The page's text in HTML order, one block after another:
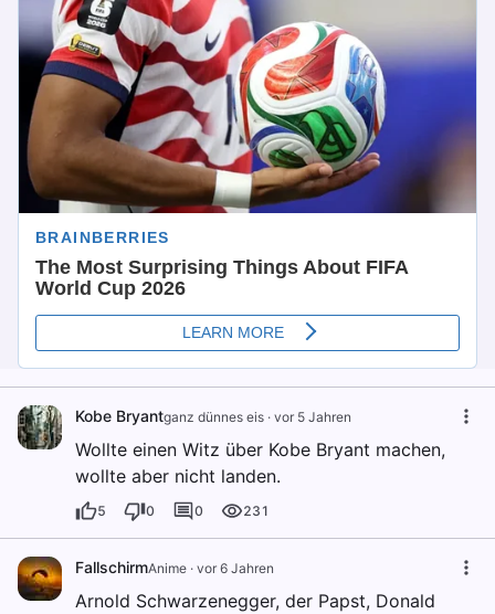
Kobe Bryantganz dünnes eis · vor 5 Jahren
Wollte einen Witz über Kobe Bryant machen,
wollte aber nicht landen.
5 0 0 231
FallschirmAnime · vor 6 Jahren
Arnold Schwarzenegger, der Papst, Donald